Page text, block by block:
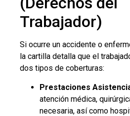
Trabajador)
Si ocurre un accidente o
la cartilla detalla que el
dos tipos de coberturas:
Prestaciones
atención médica,
necesaria, así como